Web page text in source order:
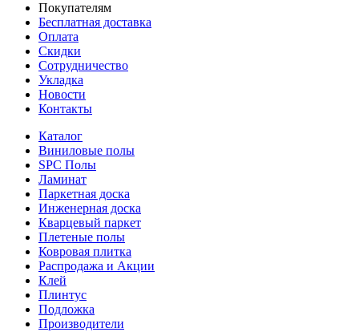
Покупателям
Бесплатная доставка
Оплата
Скидки
Сотрудничество
Укладка
Новости
Контакты
Каталог
Виниловые полы
SPC Полы
Ламинат
Паркетная доска
Инженерная доска
Кварцевый паркет
Плетеные полы
Ковровая плитка
Распродажа и Акции
Клей
Плинтус
Подложка
Производители